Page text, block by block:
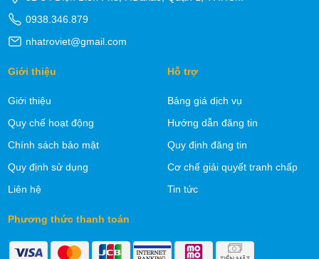
0938.346.879
nhatroviet@gmail.com
Giới thiệu
Giới thiệu
Quy chế hoạt động
Chính sách bảo mật
Quy định sử dụng
Liên hệ
Hỗ trợ
Bảng giá dịch vụ
Hướng dẫn đăng tin
Quy định đăng tin
Cơ chế giải quyết tranh chấp
Tin tức
Phương thức thanh toán